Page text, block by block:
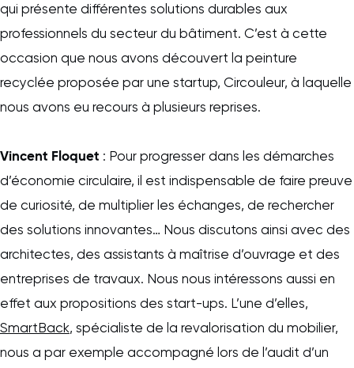
qui présente différentes solutions durables aux
professionnels du secteur du bâtiment. C’est à cette
occasion que nous avons découvert la peinture
recyclée proposée par une startup, Circouleur, à laquelle
nous avons eu recours à plusieurs reprises.
Vincent Floquet : Pour progresser dans les démarches
d’économie circulaire, il est indispensable de faire preuve
de curiosité, de multiplier les échanges, de rechercher
des solutions innovantes… Nous discutons ainsi avec des
architectes, des assistants à maîtrise d’ouvrage et des
entreprises de travaux. Nous nous intéressons aussi en
effet aux propositions des start-ups. L’une d’elles,
SmartBack, spécialiste de la revalorisation du mobilier,
nous a par exemple accompagné lors de l’audit d’un